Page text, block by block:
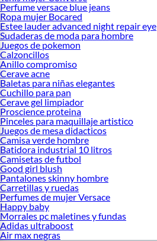
Perfume versace blue jeans
Ropa mujer Bocared
Estee lauder advanced night repair eye
Sudaderas de moda para hombre
Juegos de pokemon
Calzoncillos
Anillo compromiso
Cerave acne
Baletas para niñas elegantes
Cuchillo para pan
Cerave gel limpiador
Proscience proteina
Pinceles para maquillaje artistico
Juegos de mesa didacticos
Camisa verde hombre
Batidora industrial 10 litros
Camisetas de futbol
Good girl blush
Pantalones skinny hombre
Carretillas y ruedas
Perfumes de mujer Versace
Happy baby
Morrales pc maletines y fundas
Adidas ultraboost
Air max negras